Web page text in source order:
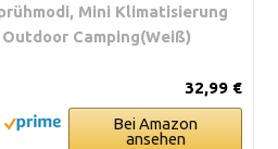
Mini Klimatisierung
Camping(Weiß)
32,99 €
Bei Amazon
ansehen